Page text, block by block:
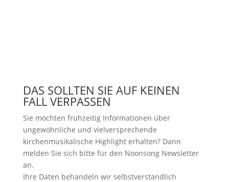
DAS SOLLTEN SIE AUF KEINEN
FALL VERPASSEN
Sie möchten frühzeitig Informationen über
ungewöhnliche und vielversprechende
kirchenmusikalische Highlight erhalten? Dann
melden Sie sich bitte für den Noonsong Newsletter
an.
Ihre Daten behandeln wir selbstverständlich